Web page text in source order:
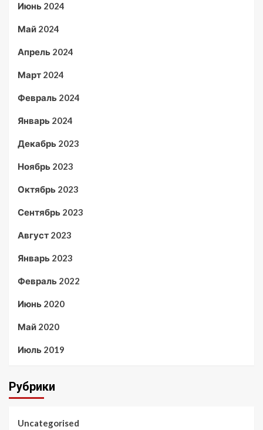
Июнь 2024
Май 2024
Апрель 2024
Март 2024
Февраль 2024
Январь 2024
Декабрь 2023
Ноябрь 2023
Октябрь 2023
Сентябрь 2023
Август 2023
Январь 2023
Февраль 2022
Июнь 2020
Май 2020
Июль 2019
Рубрики
Uncategorised